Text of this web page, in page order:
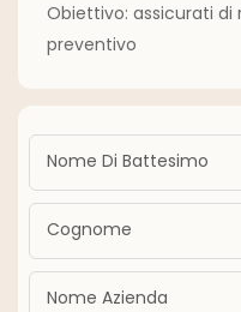
Obiettivo: assicurati di
preventivo
Nome Di Battesimo
Cognome
Nome Azienda